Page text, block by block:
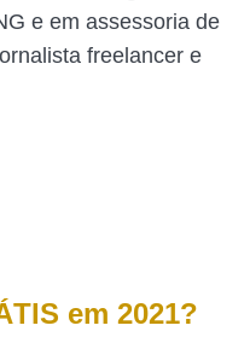
e em assessoria de
freelancer e
em 2021?